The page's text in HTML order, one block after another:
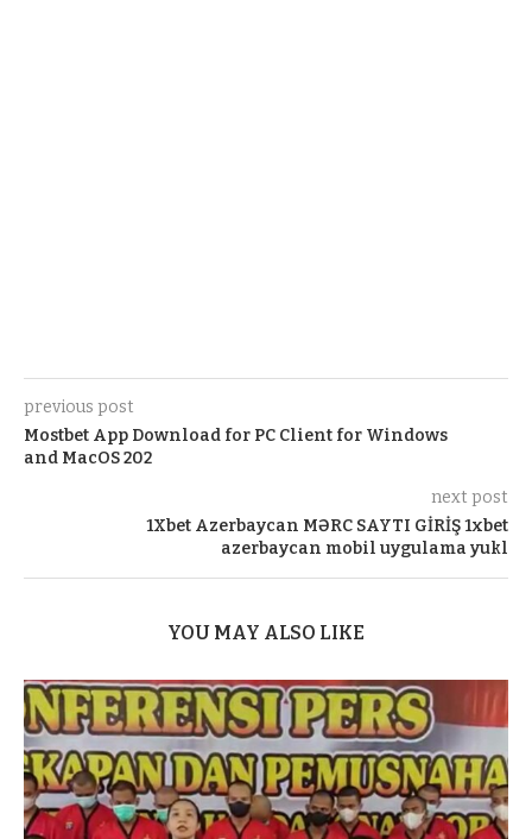
previous post
Mostbet App Download for PC Client for Windows
and MacOS 202
next post
1Xbet Azerbaycan MƏRC SAYTI GİRİŞ 1xbet
azerbaycan mobil uygulama yukl
YOU MAY ALSO LIKE